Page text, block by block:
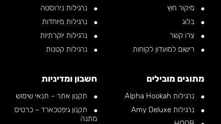
מיקור חוץ
בלוג
צרו קשר
רישום למועדון לקוחות
נרגילות נירוסטה
נרגילות מיוחדות
נרגילות יוקרתיות
נרגילות קטנות
מתוגים מובילים
נרגילות Alpha Hookah
נרגילות Amy Deluxe
חשבון ומדיניות
תקנון אתר – תנאי שימוש
תקנון גיפטכארד – כרטיס
מתנה